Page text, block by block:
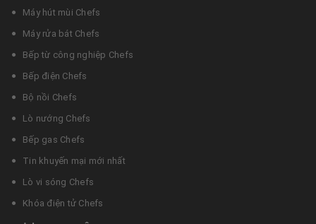
Máy hút mùi Chefs
Máy rửa bát Chefs
Bếp từ công nghiệp Chefs
Bếp điện Chefs
Bộ nồi Chefs
Lò nướng Chefs
Bếp gas Chefs
Tin khuyến mại mới nhất
Lò vi sóng Chefs
Khóa điện tử Chefs